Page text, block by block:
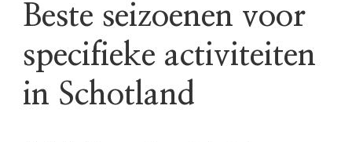
Beste seizoenen voor
specifieke activiteiten
in Schotland